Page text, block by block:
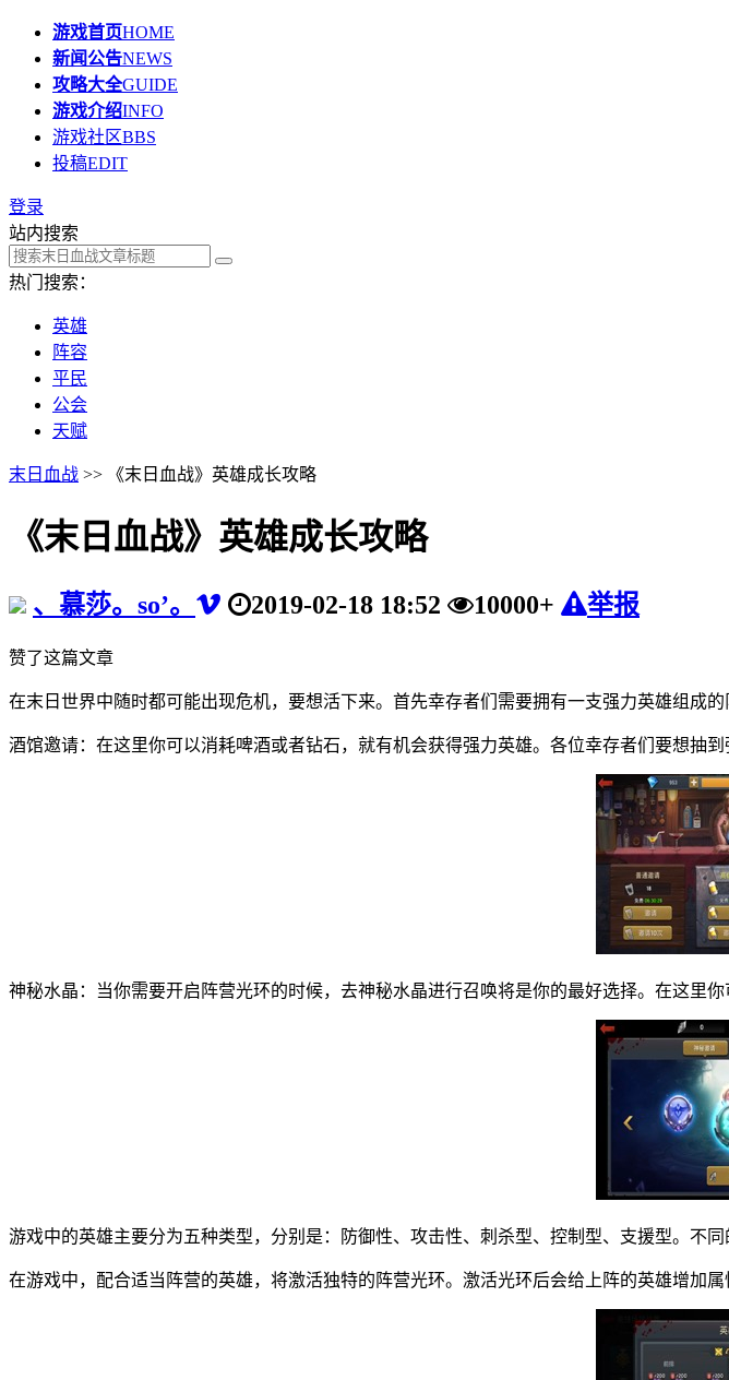
游戏首页HOME
新闻公告NEWS
攻略大全GUIDE
游戏介绍INFO
游戏社区BBS
投稿EDIT
登录
站内搜索
热门搜索：
英雄
阵容
平民
公会
天赋
末日血战 >> 《末日血战》英雄成长攻略
《末日血战》英雄成长攻略
、慕莎。so’。 2019-02-18 18:52 10000+ 举报
赞了这篇文章
在末日世界中随时都可能出现危机，要想活下来。首先幸存者们需要拥有一支强力英雄组成
酒馆邀请：在这里你可以消耗啤酒或者钻石，就有机会获得强力英雄。各位幸存者们要想抽
神秘水晶：当你需要开启阵营光环的时候，去神秘水晶进行召唤将是你的最好选择。在这里
游戏中的英雄主要分为五种类型，分别是：防御性、攻击性、刺杀型、控制型、支援型。不
在游戏中，配合适当阵营的英雄，将激活独特的阵营光环。激活光环后会给上阵的英雄增加